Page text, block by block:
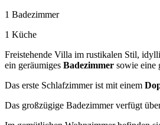
1 Badezimmer
1 Küche
Freistehende Villa im rustikalen Stil,
ein geräumiges Badezimmer sowie eine
Das erste Schlafzimmer ist mit einem
Das großzügige Badezimmer verfügt